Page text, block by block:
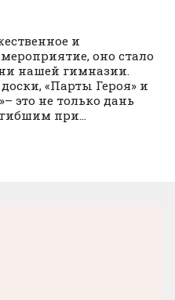
и
оно стало
нашей гимназии.
«Парты Героя» и
это не только дань
при...